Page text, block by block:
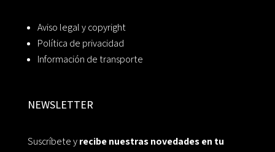
Aviso legal y copyright
Política de privacidad
Información de transporte
NEWSLETTER
Suscríbete yrecibe nuestras novedades en tu